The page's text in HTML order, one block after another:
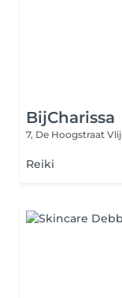
BijCharissa
7, De Hoogstraat
Reiki